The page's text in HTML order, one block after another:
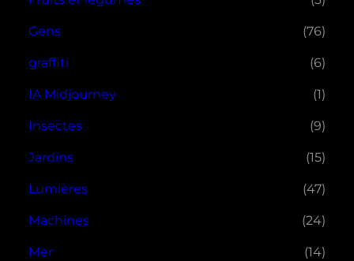
Gens (76)
graffiti (6)
IA Midjourney (1)
Insectes (9)
Jardins (15)
Lumières (47)
Machines (24)
Mer (14)